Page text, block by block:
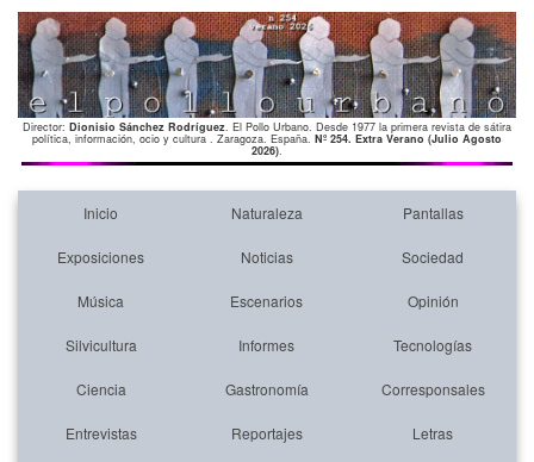
Director: Dionisio Sánchez Rodríguez. El Pollo Urbano. Desde 1977 la primera revista de sátira
política, información, ocio y cultura . Zaragoza. España. Nº 254. Extra Verano (Julio Agosto
2026).
Inicio Naturaleza Pantallas
Exposiciones Noticias Sociedad
Música Escenarios Opinión
Silvicultura Informes Tecnologías
Ciencia Gastronomía Corresponsales
Entrevistas Reportajes Letras